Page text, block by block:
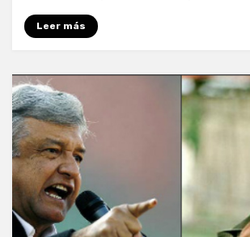
Leer más